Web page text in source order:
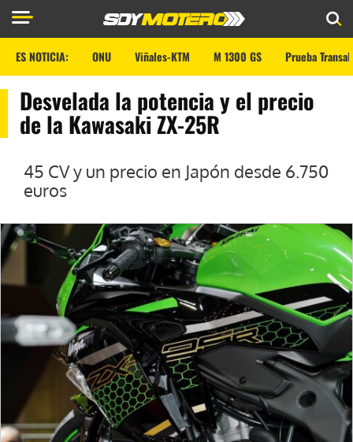
ES NOTICIA: ONU Viñales-KTM M 1300 GS Prueba
Desvelada la potencia y el precio
de la Kawasaki ZX-25R
45 CV y un precio en Japón desde 6.750
euros